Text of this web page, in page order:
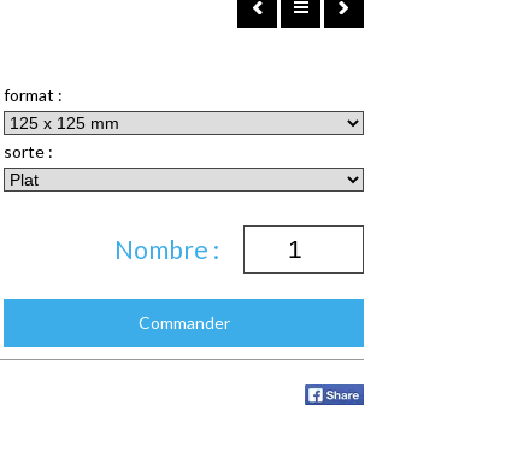
format :
sorte :
Nombre :
Commander